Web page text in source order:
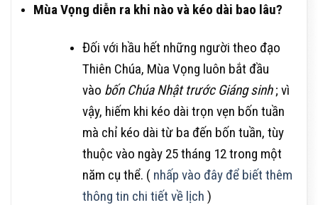
Mùa Vọng diễn ra khi nào và kéo dài bao lâu?
Đối với hầu hết những người theo đạo
Thiên Chúa, Mùa Vọng luôn bắt đầu
vào bốn Chúa Nhật trước Giáng sinh; vì
vậy, hiếm khi kéo dài trọn vẹn bốn tuần
mà chỉ kéo dài từ ba đến bốn tuần, tùy
thuộc vào ngày 25 tháng 12 trong một
năm cụ thể. ( nhấp vào đây để biết thêm
thông tin chi tiết về lịch )